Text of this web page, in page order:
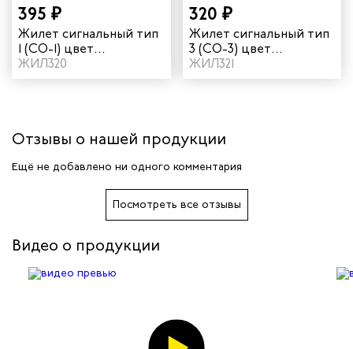
руководителей
помощи
работников
395 ₽
Жилет сигнальный тип
1 (СО-1) цвет
оранжевый
ЖИЛ320
320 ₽
Жилет сигнальный тип
3 (СО-3) цвет
оранжевый
ЖИЛ321
Отзывы о нашей продукции
Ещё не добавлено ни одного комментария
Посмотреть все отзывы
Видео о продукции